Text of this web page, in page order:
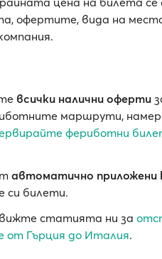
офертите, вида на
всички налични оферти
маршрути,
фериботни
автоматично приложени
си билети.
статията ни за
от Гърция до Италия.